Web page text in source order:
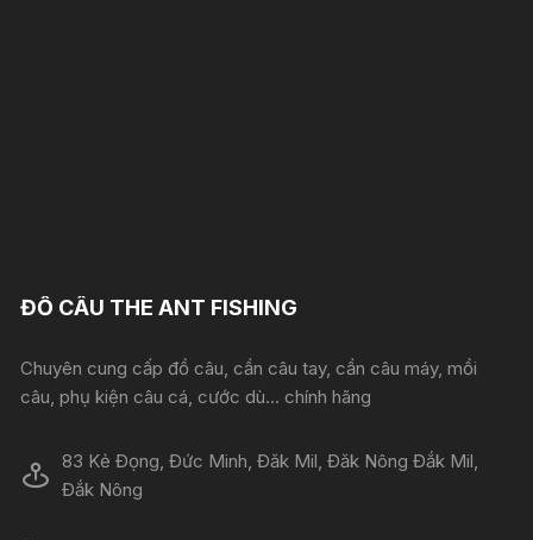
ĐỒ CÂU THE ANT FISHING
Chuyên cung cấp đồ câu, cần câu tay, cần câu máy, mồi
câu, phụ kiện câu cá, cước dù... chính hãng
83 Kẻ Đọng, Đức Minh, Đăk Mil, Đăk Nông Đắk Mil,
Đắk Nông